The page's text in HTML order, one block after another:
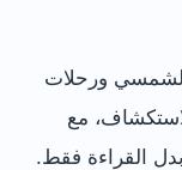
ورحلات
مع
القراءة فقط.